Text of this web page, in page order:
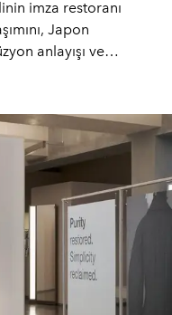
imza restoranı
Japon
anlayışı ve